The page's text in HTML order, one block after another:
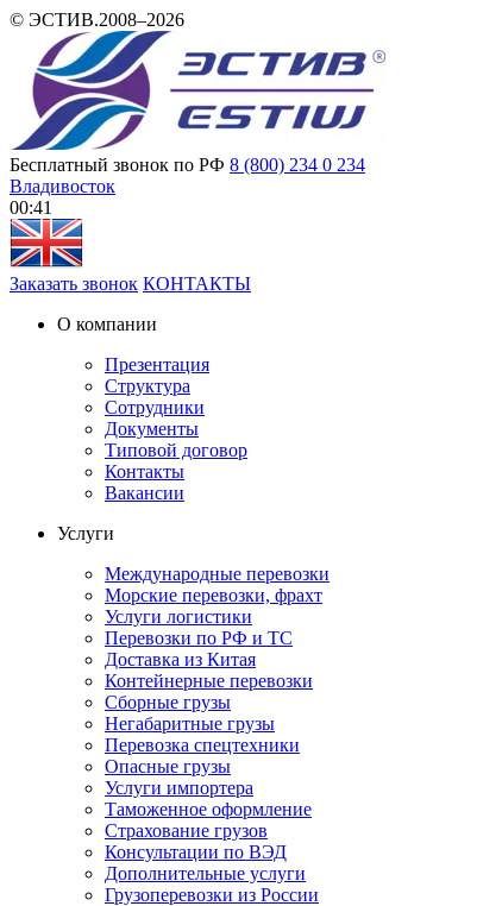
© ЭСТИВ.2008–2026
Бесплатный звонок по РФ 8 (800) 234 0 234
Владивосток
00 41
Заказать звонок КОНТАКТЫ
О компании
Презентация
Структура
Сотрудники
Документы
Типовой договор
Контакты
Вакансии
Услуги
Международные перевозки
Морские перевозки, фрахт
Услуги логистики
Перевозки по РФ и ТС
Доставка из Китая
Контейнерные перевозки
Сборные грузы
Негабаритные грузы
Перевозка спецтехники
Опасные грузы
Услуги импортера
Таможенное оформление
Страхование грузов
Консультации по ВЭД
Дополнительные услуги
Грузоперевозки из России